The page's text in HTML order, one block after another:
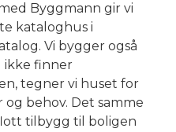
Byggmann gir vi
kataloghus i
Vi bygger også
ikke finner
tegner vi huset for
behov. Det samme
tilbygg til boligen